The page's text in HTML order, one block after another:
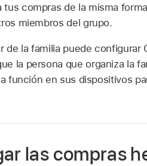
compras de la misma
miembros del grupo.
de la familia puede
la persona que organiza la
función en sus dispositivos
las compras